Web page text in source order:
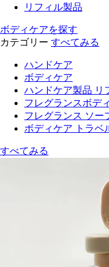
リフィル製品
ボディケアを探す
カテゴリー すべてみる
ハンドケア
ボディケア
ハンドケア製品 リ
フレグランスボデ
フレグランス ソー
ボディケア トラベ
すべてみる